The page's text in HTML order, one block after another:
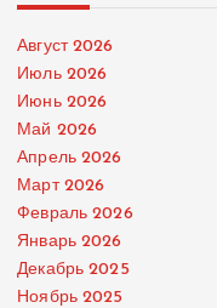
Август 2026
Июль 2026
Июнь 2026
Май 2026
Апрель 2026
Март 2026
Февраль 2026
Январь 2026
Декабрь 2025
Ноябрь 2025